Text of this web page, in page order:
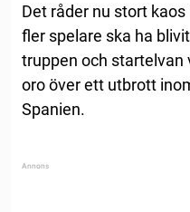
Det råder nu stort
fler spelare ska ha
truppen och startelvan
oro över ett utbrott
Spanien.